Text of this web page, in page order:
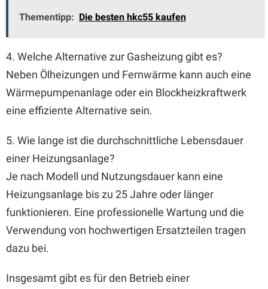
Thementipp: Die besten hkc55 kaufen
4. Welche Alternative zur Gasheizung gibt es?
Neben Ölheizungen und Fernwärme kann auch eine
Wärmepumpenanlage oder ein Blockheizkraftwerk
eine effiziente Alternative sein.
5. Wie lange ist die durchschnittliche Lebensdauer
einer Heizungsanlage?
Je nach Modell und Nutzungsdauer kann eine
Heizungsanlage bis zu 25 Jahre oder länger
funktionieren. Eine professionelle Wartung und die
Verwendung von hochwertigen Ersatzteilen tragen
dazu bei.
Insgesamt gibt es für den Betrieb einer